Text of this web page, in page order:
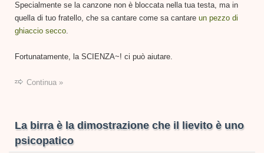
Specialmente se la canzone non è bloccata nella tua testa, ma in
quella di tuo fratello, che sa cantare come sa cantare un pezzo di
ghiaccio secco.
Fortunatamente, la SCIENZA~! ci può aiutare.
Continua »
La birra è la dimostrazione che il lievito è uno
psicopatico